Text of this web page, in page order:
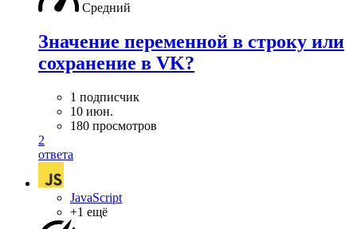
Средний
Значение переменной в строку или
сохранение в VK?
1 подписчик
10 июн.
180 просмотров
2
ответа
JavaScript
+1 ещё